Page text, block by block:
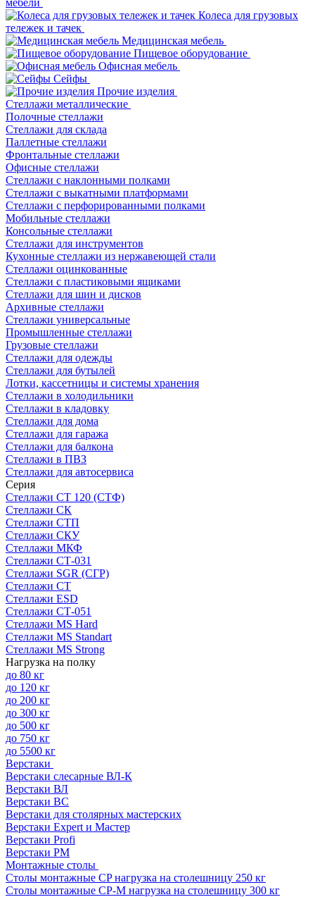
мебели
Колеса для грузовых
тележек и тачек
Медицинская мебель
Пищевое оборудование
Офисная мебель
Сейфы
Прочие изделия
Стеллажи металлические
Полочные стеллажи
Стеллажи для склада
Паллетные стеллажи
Фронтальные стеллажи
Офисные стеллажи
Стеллажи с наклонными полками
Стеллажи с выкатными платформами
Стеллажи с перфорированными полками
Мобильные стеллажи
Консольные стеллажи
Стеллажи для инструментов
Кухонные стеллажи из нержавеющей стали
Стеллажи оцинкованные
Стеллажи с пластиковыми ящиками
Стеллажи для шин и дисков
Архивные стеллажи
Стеллажи универсальные
Промышленные стеллажи
Грузовые стеллажи
Стеллажи для одежды
Стеллажи для бутылей
Лотки, кассетницы и системы хранения
Стеллажи в холодильники
Стеллажи в кладовку
Стеллажи для дома
Стеллажи для гаража
Стеллажи для балкона
Стеллажи в ПВЗ
Стеллажи для автосервиса
Серия
Стеллажи СТ 120 (СТФ)
Стеллажи СК
Стеллажи СТП
Стеллажи СКУ
Стеллажи МКФ
Стеллажи СТ-031
Стеллажи SGR (СГР)
Стеллажи СТ
Стеллажи ESD
Стеллажи СТ-051
Стеллажи MS Hard
Стеллажи MS Standart
Стеллажи MS Strong
Нагрузка на полку
до 80 кг
до 120 кг
до 200 кг
до 300 кг
до 500 кг
до 750 кг
до 5500 кг
Верстаки
Верстаки слесарные ВЛ-К
Верстаки ВЛ
Верстаки ВС
Верстаки для столярных мастерских
Верстаки Expert и Мастер
Верстаки Profi
Верстаки РМ
Монтажные столы
Столы монтажные СP нагрузка на столешницу 250 кг
Столы монтажные СР-М нагрузка на столешницу 300 кг